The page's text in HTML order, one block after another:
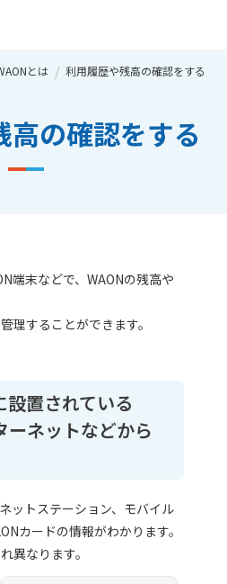
とは 利用履歴や残高の確認をする
の確認をする
端末などで、WAONの残高や
理することができます。
置されている
ーネットなどから
ットステーション、モバイル
カードの情報がわかります。
異なります。